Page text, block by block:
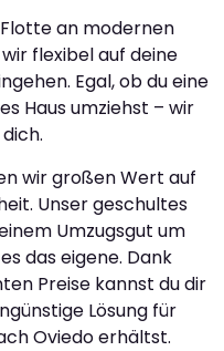
an modernen
flexibel auf deine
Egal, ob du eine
Haus umziehst – wir
wir großen Wert auf
Unser geschultes
Umzugsgut um
das eigene. Dank
Preise kannst du dir
Lösung für
Oviedo erhältst.